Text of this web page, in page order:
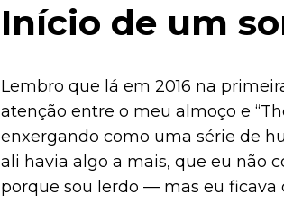
Início de um
Lembro que lá em 2016 na
atenção entre o meu almoço e
enxergando como uma série de
ali havia algo a mais, que eu não
porque sou lerdo — mas eu